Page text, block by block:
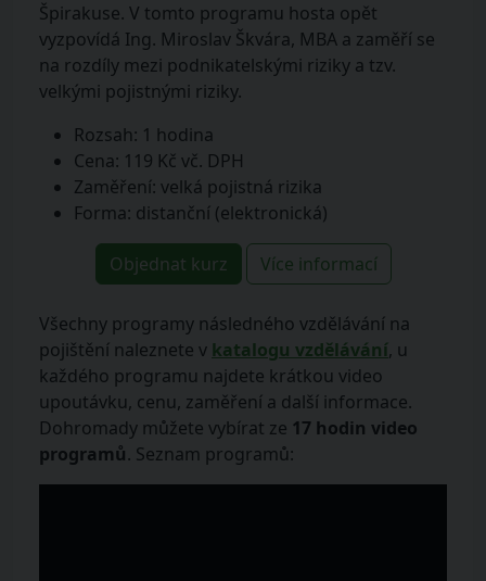
Špirakuse. V tomto programu hosta opět
vyzpovídá Ing. Miroslav Škvára, MBA a zaměří se
na rozdíly mezi podnikatelskými riziky a tzv.
velkými pojistnými riziky.
Rozsah: 1 hodina
Cena: 119 Kč vč. DPH
Zaměření: velká pojistná rizika
Forma: distanční (elektronická)
Objednat kurz Více informací
Všechny programy následného vzdělávání na
pojištění naleznete v katalogu vzdělávání, u
každého programu najdete krátkou video
upoutávku, cenu, zaměření a další informace.
Dohromady můžete vybírat ze 17 hodin video
programů. Seznam programů: